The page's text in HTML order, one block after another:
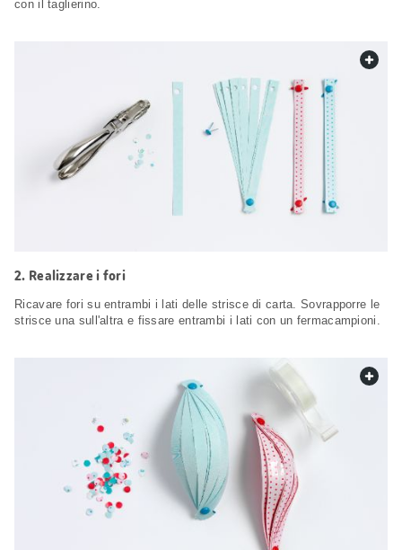
con il taglierino.
Realizzare i fori
Ricavare fori su entrambi i lati delle strisce di carta. Sovrapporre le
strisce una sull'altra e fissare entrambi i lati con un fermacampioni.